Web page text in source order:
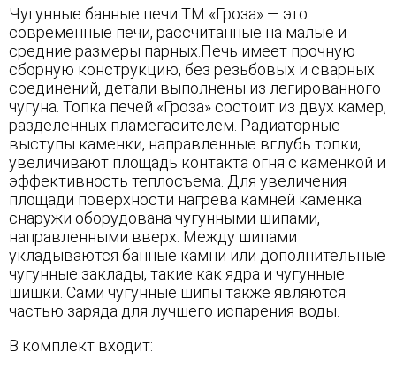
Чугунные банные печи ТМ «Гроза» — это
современные печи, рассчитанные на малые и
средние размеры парных.Печь имеет прочную
сборную конструкцию, без резьбовых и сварных
соединений, детали выполнены из легированного
чугуна. Топка печей «Гроза» состоит из двух камер,
разделенных пламегасителем. Радиаторные
выступы каменки, направленные вглубь топки,
увеличивают площадь контакта огня с каменкой и
эффективность теплосъема. Для увеличения
площади поверхности нагрева камней каменка
снаружи оборудована чугунными шипами,
направленными вверх. Между шипами
укладываются банные камни или дополнительные
чугунные заклады, такие как ядра и чугунные
шишки. Сами чугунные шипы также являются
частью заряда для лучшего испарения воды.
В комплект входит: